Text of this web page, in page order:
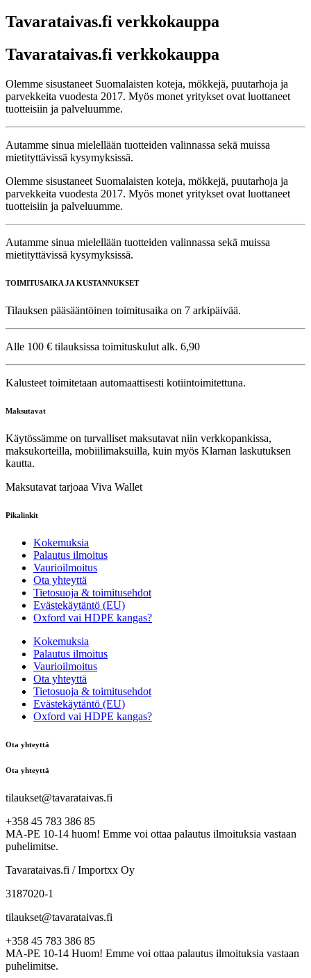
Tavarataivas.fi verkkokauppa
Tavarataivas.fi verkkokauppa
Olemme sisustaneet Suomalaisten koteja, mökkejä, puutarhoja ja
parvekkeita vuodesta 2017. Myös monet yritykset ovat luottaneet
tuotteisiin ja palveluumme.
Autamme sinua mielellään tuotteiden valinnassa sekä muissa
mietityttävissä kysymyksissä.
Olemme sisustaneet Suomalaisten koteja, mökkejä, puutarhoja ja
parvekkeita vuodesta 2017. Myös monet yritykset ovat luottaneet
tuotteisiin ja palveluumme.
Autamme sinua mielellään tuotteiden valinnassa sekä muissa
mietityttävissä kysymyksissä.
TOIMITUSAIKA JA KUSTANNUKSET
Tilauksen pääsääntöinen toimitusaika on 7 arkipäivää.
Alle 100 € tilauksissa toimituskulut alk. 6,90
Kalusteet toimitetaan automaattisesti kotiintoimitettuna.
Maksutavat
Käytössämme on turvalliset maksutavat niin verkkopankissa,
maksukorteilla, mobiilimaksuilla, kuin myös Klarnan laskutuksen
kautta.
Maksutavat tarjoaa Viva Wallet
Pikalinkit
Kokemuksia
Palautus ilmoitus
Vaurioilmoitus
Ota yhteyttä
Tietosuoja & toimitusehdot
Evästekäytäntö (EU)
Oxford vai HDPE kangas?
Kokemuksia
Palautus ilmoitus
Vaurioilmoitus
Ota yhteyttä
Tietosuoja & toimitusehdot
Evästekäytäntö (EU)
Oxford vai HDPE kangas?
Ota yhteyttä
Ota yhteyttä
tilaukset@tavarataivas.fi
+358 45 783 386 85
MA-PE 10-14 huom! Emme voi ottaa palautus ilmoituksia vastaan
puhelimitse.
Tavarataivas.fi / Importxx Oy
3187020-1
tilaukset@tavarataivas.fi
+358 45 783 386 85
MA-PE 10-14 Huom! Emme voi ottaa palautus ilmoituksia vastaan
puhelimitse.